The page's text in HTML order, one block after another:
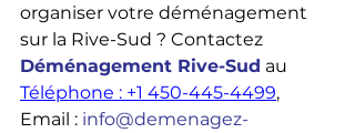
organiser votre déménagement
sur la Rive-Sud ? Contactez
Déménagement Rive-Sud au
Téléphone : +1 450-445-4499,
Email : info@demenagez-